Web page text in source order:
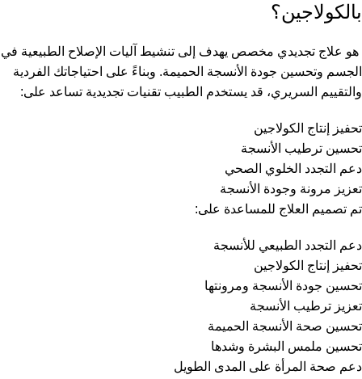
بالكولاجين؟
هو علاج تجديدي مخصص يهدف إلى تنشيط آليات الإصلاح الطبيعية في
الجسم وتحسين جودة الأنسجة الحميمة. وبناءً على احتياجاتك الفردية
والتقييم السريري، قد يستخدم الطبيب تقنيات تجديدية تساعد على:
تحفيز إنتاج الكولاجين
تحسين ترطيب الأنسجة
دعم التجدد الخلوي الصحي
تعزيز مرونة وجودة الأنسجة
تم تصميم العلاج للمساعدة على:
دعم التجدد الطبيعي للأنسجة
تحفيز إنتاج الكولاجين
تحسين جودة الأنسجة ومرونتها
تعزيز ترطيب الأنسجة
تحسين صحة الأنسجة الحميمة
تحسين ملمس البشرة وشدها
دعم صحة المرأة على المدى الطويل